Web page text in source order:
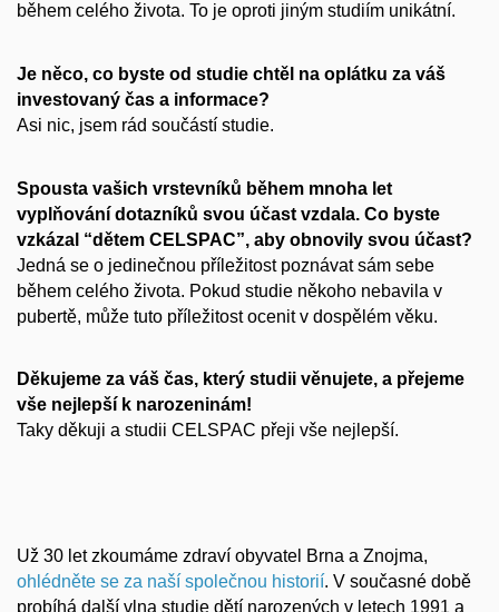
během celého života. To je oproti jiným studiím unikátní.
Je něco, co byste od studie chtěl na oplátku za váš
investovaný čas a informace?
Asi nic, jsem rád součástí studie.
Spousta vašich vrstevníků během mnoha let
vyplňování dotazníků svou účast vzdala. Co byste
vzkázal “dětem CELSPAC”, aby obnovily svou účast?
Jedná se o jedinečnou příležitost poznávat sám sebe
během celého života. Pokud studie někoho nebavila v
pubertě, může tuto příležitost ocenit v dospělém věku.
Děkujeme za váš čas, který studii věnujete, a přejeme
vše nejlepší k narozeninám!
Taky děkuji a studii CELSPAC přeji vše nejlepší.
Už 30 let zkoumáme zdraví obyvatel Brna a Znojma,
ohlédněte se za naší společnou historií. V současné době
probíhá další vlna studie dětí narozených v letech 1991 a